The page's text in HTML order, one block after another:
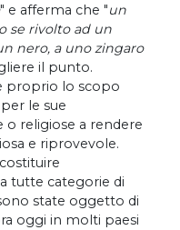
" e afferma che "un
se rivolto ad un
nero, a uno zingaro
il punto.
proprio lo scopo
le sue
o religiose a rendere
e riprovevole.
tutte categorie di
state oggetto di
oggi in molti paesi